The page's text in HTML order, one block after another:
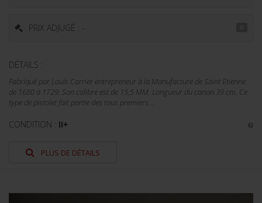
PRIX ADJUGÉ : -
DÉTAILS :
Fabriqué par Louis Carrier entrepreneur à la Manufacture de Saint Etienne
de 1680 à 1729. Son calibre est de 15,5 MM. Longueur du canon 39 cm. Ce
type de pistolet fait partie des tous premiers...
CONDITION : II+
PLUS DE DÉTAILS